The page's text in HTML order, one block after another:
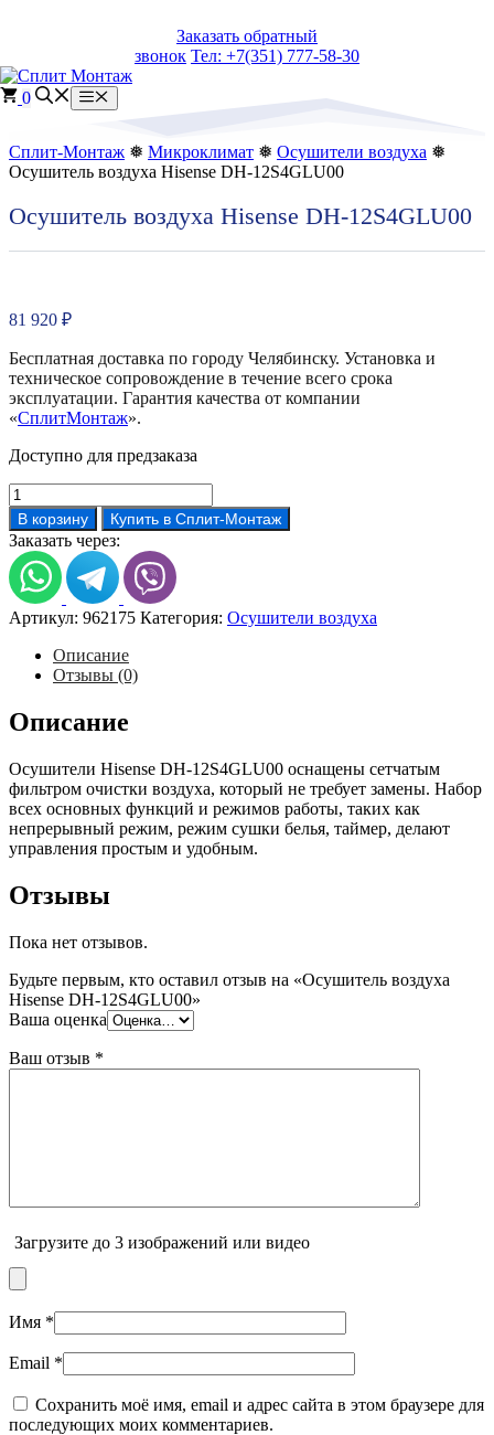
Заказать обратный
звонок Тел: +7(351) 777-58-30
0 Меню
Сплит-Монтаж ❅ Микроклимат ❅ Осушители воздуха ❅
Осушитель воздуха Hisense DH-12S4GLU00
Осушитель воздуха Hisense DH-12S4GLU00
81 920 ₽
Бесплатная доставка по городу Челябинску. Установка и
техническое сопровождение в течение всего срока
эксплуатации. Гарантия качества от компании
«СплитМонтаж».
Доступно для предзаказа
Количество
товара
Осушитель
воздуха
Hisense
DH-
12S4GLU00
В корзину Купить в Сплит-Монтаж
Заказать через:
Артикул: 962175 Категория: Осушители воздуха
Описание
Отзывы (0)
Описание
Осушители Hisense DH-12S4GLU00 оснащены сетчатым
фильтром очистки воздуха, который не требует замены. Набор
всех основных функций и режимов работы, таких как
непрерывный режим, режим сушки белья, таймер, делают
управления простым и удобным.
Отзывы
Пока нет отзывов.
Будьте первым, кто оставил отзыв на «Осушитель воздуха
Hisense DH-12S4GLU00»
Ваша оценка
Ваш отзыв *
Загрузите до 3 изображений или видео
Имя *
Email *
Сохранить моё имя, email и адрес сайта в этом браузере для
последующих моих комментариев.